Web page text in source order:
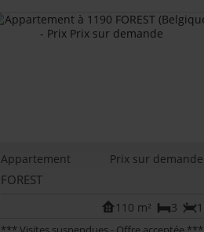
Appartement Prix sur demande
FOREST
1
3
110 m²